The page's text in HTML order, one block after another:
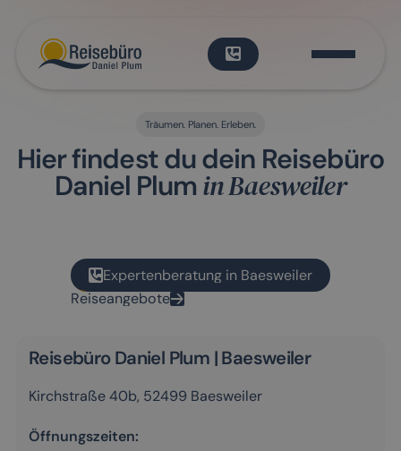
Träumen. Planen. Erleben.
Hier findest du dein Reisebüro
Daniel Plum in Baesweiler
Expertenberatung in Baesweiler
Reiseangebote
Reisebüro Daniel Plum | Baesweiler
Kirchstraße 40b, 52499 Baesweiler
Öffnungszeiten: